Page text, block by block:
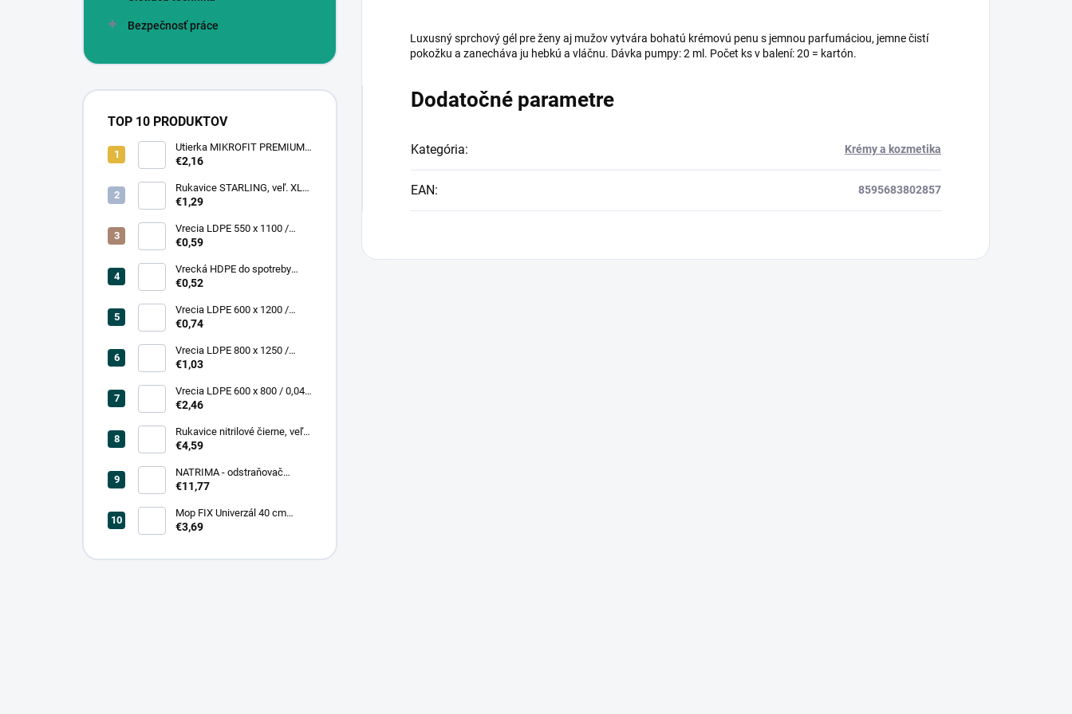
Bezpečnosť práce
TOP 10 PRODUKTOV
Utierka MIKROFIT PREMIUM
920 40x40 cm, 305 gr./m2
€2,16
Rukavice STARLING, veľ. XL
(12 pár = bal)
€1,29
Vrecia LDPE 550 x 1100 /
0,13,1A, číra
€0,59
Vrecká HDPE do spotreby
300x400/0,007, číre, (50 ks =
€0,52
Vrecia LDPE 600 x 1200 /
0,200, transparent (25 ks)
€0,74
Vrecia LDPE 800 x 1250 /
0,20, čierna (25 ks = bal)
€1,03
Vrecia LDPE 600 x 800 / 0,04,
biele (25 ks = rol)
€2,46
Rukavice nitrilové čierne, veľ.
L (100 ks = box)
€4,59
NATRIMA - odstraňovač
starých náterov (0,75 L = bal)
€11,77
Mop FIX Univerzál 40 cm
bavlnený Fmix
€3,69
Luxusný sprchový gél pre ženy aj mužov vytvára bohatú krémovú penu s jemnou parfumáciou, jemne čistí
pokožku a zanecháva ju hebkú a vláčnu. Dávka pumpy: 2 ml. Počet ks v balení: 20 = kartón.
Dodatočné parametre
Kategória: Krémy a kozmetika
EAN: 8595683802857